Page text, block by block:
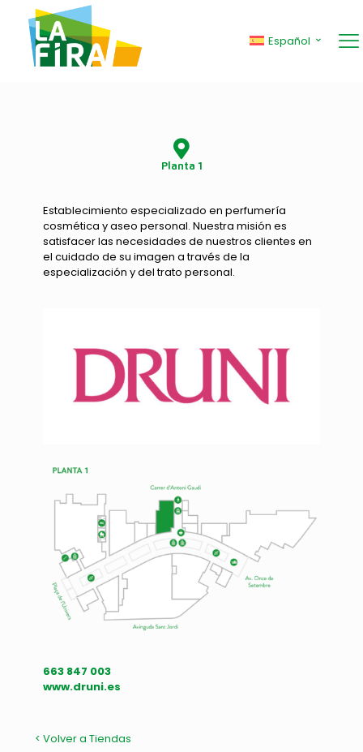
Español
Planta 1
Establecimiento especializado en perfumería
cosmética y aseo personal. Nuestra misión es
satisfacer las necesidades de nuestros clientes en
el cuidado de su imagen a través de la
especialización y del trato personal.
663 847 003
www.druni.es
< Volver a Tiendas